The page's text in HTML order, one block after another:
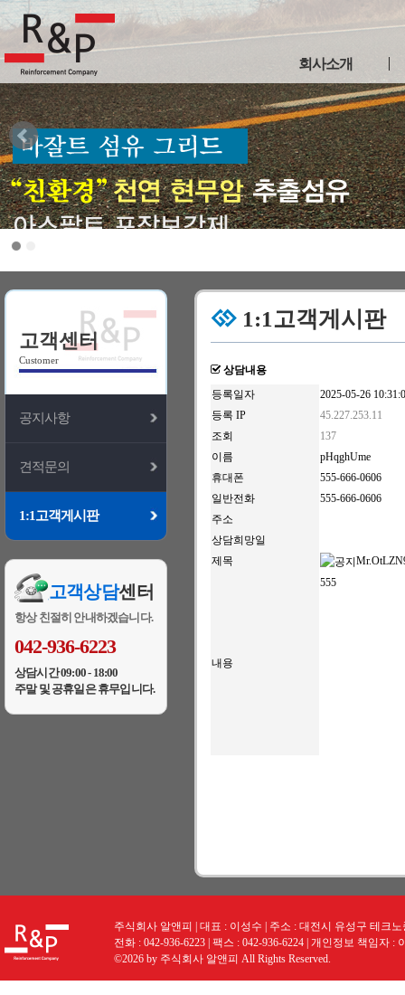
회사소개
인사말
사업연혁
인증현황
이용약관
개인정보취급방침
고객센터
Customer
공지사항
견적문의
1:1고객게시판
고객상담센터
항상 친절히 안내하겠습니다.
042-936-6223
상담시간 09:00 - 18:00
주말 및 공휴일은 휴무입니다.
1:1고객게시판
상담내용
등록일자
2025-05-26
등록 IP
45.227.253.11
조회
137
이름
pHqghUme
휴대폰
555-666-0606
일반전화
555-666-0606
주소
상담희망일
제목
내용
555
주식회사 알앤피 | 대표 : 이성수 | 주소 : 대전시 유성구 테크
전화 : 042-936-6223 | 팩스 : 042-936-6224 | 개인정보 책임자 :
©2026 by 주식회사 알앤피 All Rights Reserved.